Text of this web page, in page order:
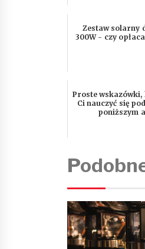
Zestaw solarny
300W - czy
Proste
Ci nauczyć się
poniższym